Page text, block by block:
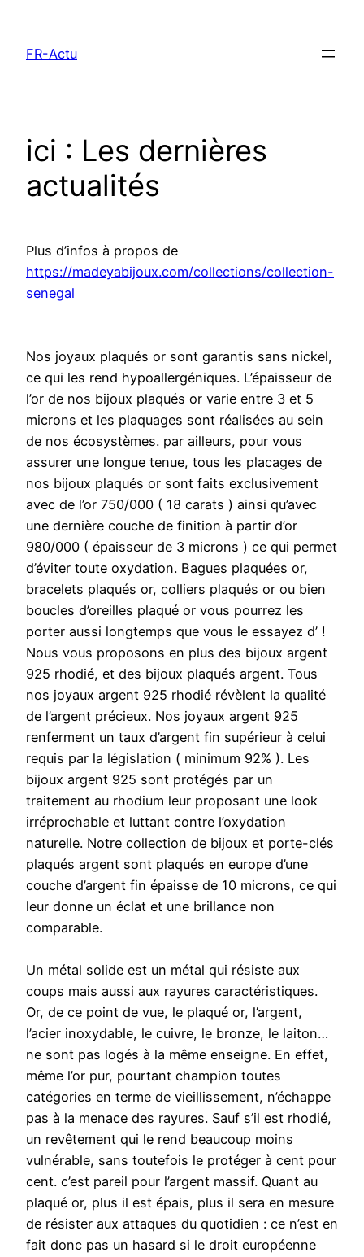
contenu
FR-Actu
ici : Les dernières
actualités
Plus d’infos à propos de
https://madeyabijoux.com/collections/collection-
senegal
Nos joyaux plaqués or sont garantis sans nickel,
ce qui les rend hypoallergéniques. L’épaisseur de
l’or de nos bijoux plaqués or varie entre 3 et 5
microns et les plaquages sont réalisées au sein
de nos écosystèmes. par ailleurs, pour vous
assurer une longue tenue, tous les placages de
nos bijoux plaqués or sont faits exclusivement
avec de l’or 750/000 ( 18 carats ) ainsi qu’avec
une dernière couche de finition à partir d’or
980/000 ( épaisseur de 3 microns ) ce qui permet
d’éviter toute oxydation. Bagues plaquées or,
bracelets plaqués or, colliers plaqués or ou bien
boucles d’oreilles plaqué or vous pourrez les
porter aussi longtemps que vous le essayez d’ !
Nous vous proposons en plus des bijoux argent
925 rhodié, et des bijoux plaqués argent. Tous
nos joyaux argent 925 rhodié révèlent la qualité
de l’argent précieux. Nos joyaux argent 925
renferment un taux d’argent fin supérieur à celui
requis par la législation ( minimum 92% ). Les
bijoux argent 925 sont protégés par un
traitement au rhodium leur proposant une look
irréprochable et luttant contre l’oxydation
naturelle. Notre collection de bijoux et porte-clés
plaqués argent sont plaqués en europe d’une
couche d’argent fin épaisse de 10 microns, ce qui
leur donne un éclat et une brillance non
comparable.
Un métal solide est un métal qui résiste aux
coups mais aussi aux rayures caractéristiques.
Or, de ce point de vue, le plaqué or, l’argent,
l’acier inoxydable, le cuivre, le bronze, le laiton…
ne sont pas logés à la même enseigne. En effet,
même l’or pur, pourtant champion toutes
catégories en terme de vieillissement, n’échappe
pas à la menace des rayures. Sauf s’il est rhodié,
un revêtement qui le rend beaucoup moins
vulnérable, sans toutefois le protéger à cent pour
cent. c’est pareil pour l’argent massif. Quant au
plaqué or, plus il est épais, plus il sera en mesure
de résister aux attaques du quotidien : ce n’est en
fait donc pas un hasard si le droit européenne